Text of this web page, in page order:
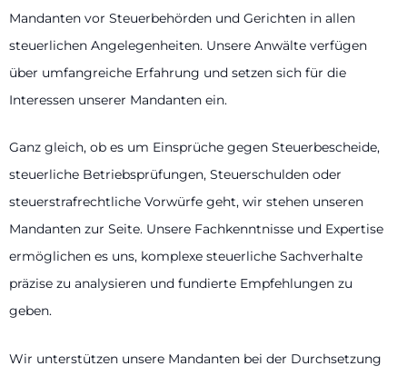
Mandanten vor Steuerbehörden und Gerichten in allen
steuerlichen Angelegenheiten. Unsere Anwälte verfügen
über umfangreiche Erfahrung und setzen sich für die
Interessen unserer Mandanten ein.
Ganz gleich, ob es um Einsprüche gegen Steuerbescheide,
steuerliche Betriebsprüfungen, Steuerschulden oder
steuerstrafrechtliche Vorwürfe geht, wir stehen unseren
Mandanten zur Seite. Unsere Fachkenntnisse und Expertise
ermöglichen es uns, komplexe steuerliche Sachverhalte
präzise zu analysieren und fundierte Empfehlungen zu
geben.
Wir unterstützen unsere Mandanten bei der Durchsetzung